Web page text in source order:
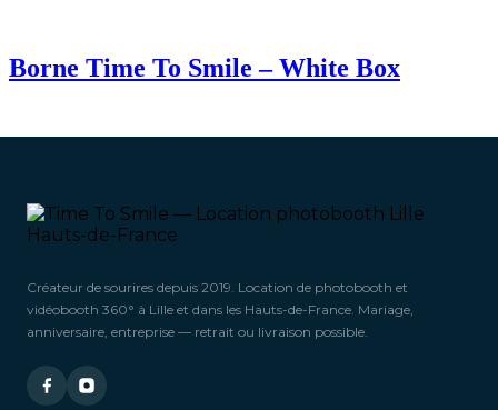
Borne Time To Smile – White Box
Créateur de sourires depuis 2019. Location de photobooth et
vidéobooth 360° à Lille et dans les Hauts-de-France. Mariage,
anniversaire, entreprise — retrait ou livraison possible.